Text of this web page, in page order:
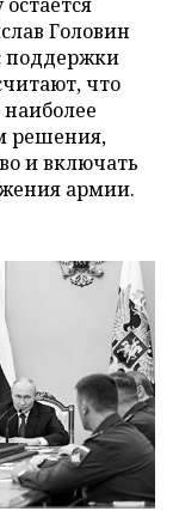
Головин
поддержки
что
решения,
и включать
армии.